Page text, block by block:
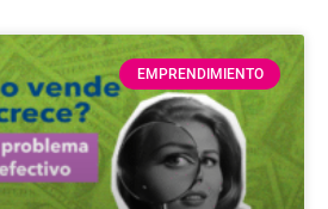
EMPRENDIMIENTO